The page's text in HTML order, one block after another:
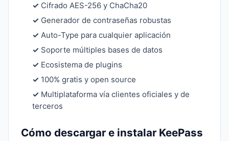
✓ Cifrado AES-256 y ChaCha20
✓ Generador de contraseñas robustas
✓ Auto-Type para cualquier aplicación
✓ Soporte múltiples bases de datos
✓ Ecosistema de plugins
✓ 100% gratis y open source
✓ Multiplataforma vía clientes oficiales y de
terceros
Cómo descargar e instalar KeePass